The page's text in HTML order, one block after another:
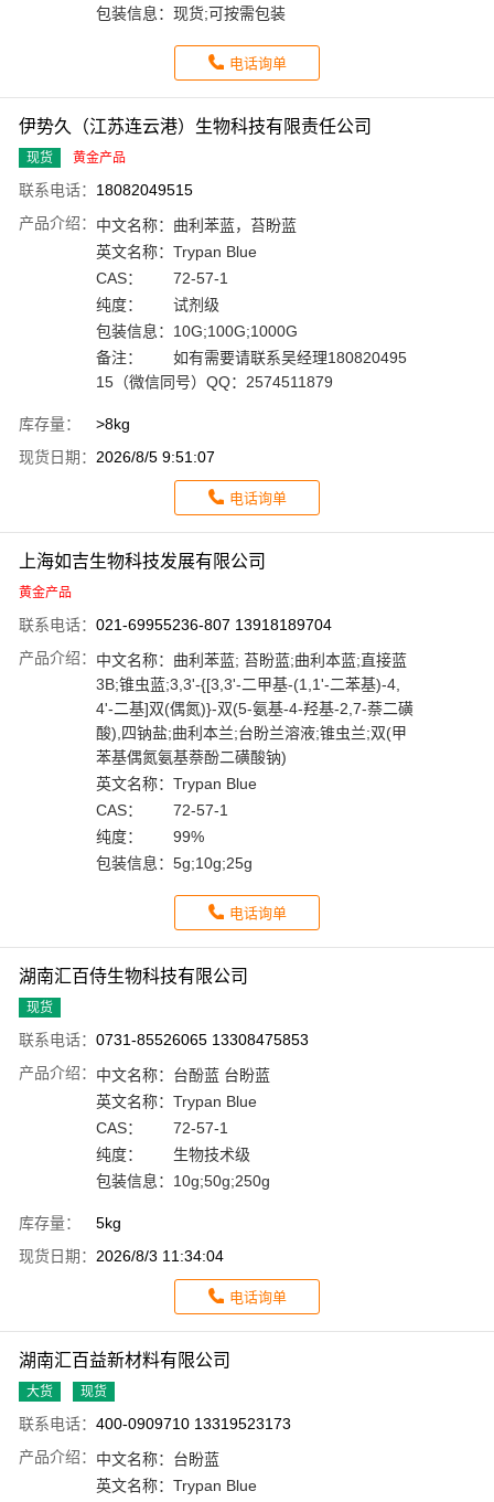
包装信息： 现货;可按需包装
电话询单
伊势久（江苏连云港）生物科技有限责任公司
现货 黄金产品
联系电话： 18082049515
产品介绍： 中文名称： 曲利苯蓝，苔盼蓝
英文名称： Trypan Blue
CAS：
72-57-1
纯度：
试剂级
包装信息： 10G;100G;1000G
备注：
如有需要请联系吴经理180820495
15（微信同号）QQ：2574511879
库存量：
>8kg
现货日期： 2026/8/5 9:51:07
电话询单
上海如吉生物科技发展有限公司
黄金产品
联系电话： 021-69955236-807 13918189704
产品介绍： 中文名称： 曲利苯蓝; 苔盼蓝;曲利本蓝;直接蓝
3B;锥虫蓝;3,3'-{[3,3'-二甲基-(1,1'-二苯基)-4,
4'-二基]双(偶氮)}-双(5-氨基-4-羟基-2,7-萘二磺
酸),四钠盐;曲利本兰;台盼兰溶液;锥虫兰;双(甲
苯基偶氮氨基萘酚二磺酸钠)
英文名称： Trypan Blue
CAS：
72-57-1
纯度：
99%
包装信息： 5g;10g;25g
电话询单
湖南汇百侍生物科技有限公司
现货
联系电话： 0731-85526065 13308475853
产品介绍： 中文名称： 台酚蓝 台盼蓝
英文名称： Trypan Blue
CAS：
72-57-1
纯度：
生物技术级
包装信息： 10g;50g;250g
库存量：
5kg
现货日期： 2026/8/3 11:34:04
电话询单
湖南汇百益新材料有限公司
大货 现货
联系电话： 400-0909710 13319523173
产品介绍： 中文名称： 台盼蓝
英文名称： Trypan Blue